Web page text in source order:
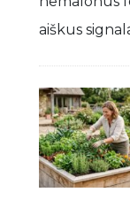
aiškus